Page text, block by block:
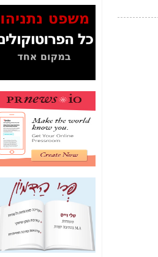
המסמכים בנושא בזק-
Yes (תיק 4000)
לאיש הלא נכון! -כאן
עובדות ומסמכים
האם ביבי כשר
תקשורת עזר לקב'
בזק? -כאן
מה מקור ה-Fake
News שהביא לתפירת
תיק לביבי והעלמת
החשודים הנכונים -כאן
אחת הרגליים של "תיק
4000 התפור"
התמוטטה היום
בניצחון (כפול) של בזק
כאן
איך כתבות מפנקות